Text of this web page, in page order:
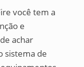
você tem a
e
achar
sistema de